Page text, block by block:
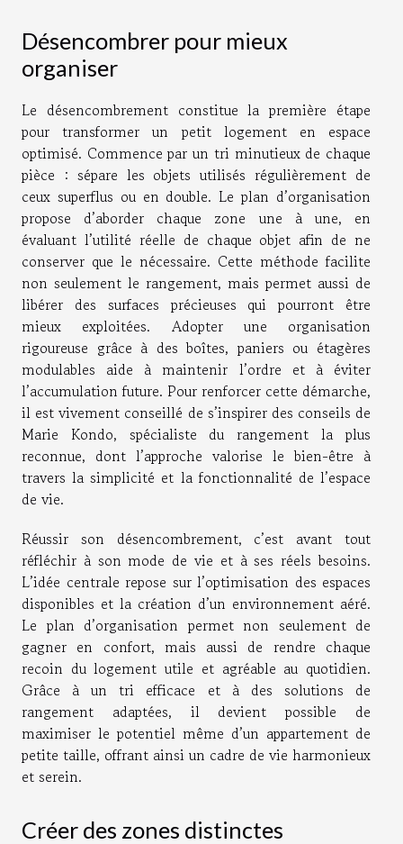
Désencombrer pour mieux
organiser
Le désencombrement constitue la première étape
pour transformer un petit logement en espace
optimisé. Commence par un tri minutieux de chaque
pièce : sépare les objets utilisés régulièrement de
ceux superflus ou en double. Le plan d’organisation
propose d’aborder chaque zone une à une, en
évaluant l’utilité réelle de chaque objet afin de ne
conserver que le nécessaire. Cette méthode facilite
non seulement le rangement, mais permet aussi de
libérer des surfaces précieuses qui pourront être
mieux exploitées. Adopter une organisation
rigoureuse grâce à des boîtes, paniers ou étagères
modulables aide à maintenir l’ordre et à éviter
l’accumulation future. Pour renforcer cette démarche,
il est vivement conseillé de s’inspirer des conseils de
Marie Kondo, spécialiste du rangement la plus
reconnue, dont l’approche valorise le bien-être à
travers la simplicité et la fonctionnalité de l’espace
de vie.
Réussir son désencombrement, c’est avant tout
réfléchir à son mode de vie et à ses réels besoins.
L’idée centrale repose sur l’optimisation des espaces
disponibles et la création d’un environnement aéré.
Le plan d’organisation permet non seulement de
gagner en confort, mais aussi de rendre chaque
recoin du logement utile et agréable au quotidien.
Grâce à un tri efficace et à des solutions de
rangement adaptées, il devient possible de
maximiser le potentiel même d’un appartement de
petite taille, offrant ainsi un cadre de vie harmonieux
et serein.
Créer des zones distinctes